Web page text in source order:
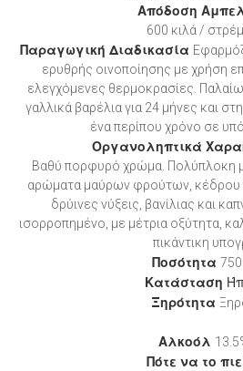
Απόδοση
600 κιλά /
Παραγωγική Διαδικασία
ερυθρής οινοποίησης με χρήση
ελεγχόμενες θερμοκρασίες.
γαλλικά βαρέλια για 24 μήνες και
ένα περίπου χρόνο σε
Οργανοληπτικά
Βαθύ πορφυρό χρώμα. Πολύπλοκη
αρώματα μαύρων φρούτων, κέδρου
δρύινες νύξεις, βανίλιας και
ισορροπημένο, με μέτρια οξύτητα,
πικάντικη
Ποσότητα
Κατάσταση
Ξηρότητα
Αλκοόλ
Πότε να το